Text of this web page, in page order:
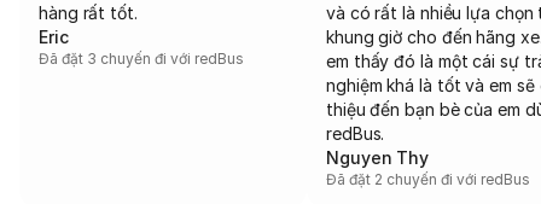
hàng rất tốt.
Eric
Đã đặt 3 chuyến đi với redBus
và có rất là nhiều lựa chọn
khung giờ cho đến hãng
em thấy đó là một cái sự
nghiệm khá là tốt và em sẽ
thiệu đến bạn bè của em
redBus.
Nguyen Thy
Đã đặt 2 chuyến đi với redBus